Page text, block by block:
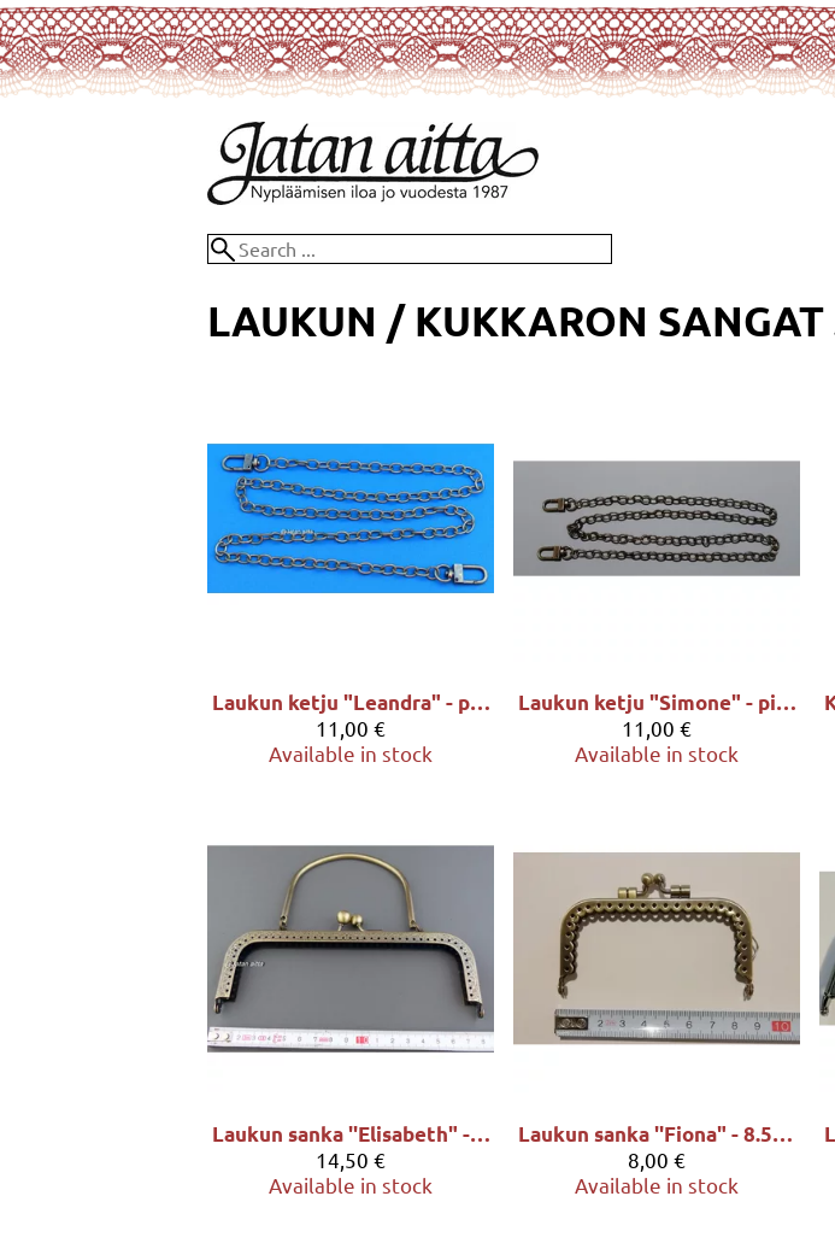
LAUKUN / KUKKARON SANGAT
Laukun ketju "Leandra" - pituus 88cm, sävy antiikkimessinki
11,00 €
Available in stock
Laukun ketju "Simone" - pituus 88cm, sävy patinoitu hopea
11,00 €
Available in stock
Laukun sanka ''Elisabeth" - 17.6x6.3cm, sävy antiikkimessinki
14,50 €
Available in stock
Laukun sanka ''Fiona" - 8.5x4.5cm, sävy antiikkimessinki
8,00 €
Available in stock